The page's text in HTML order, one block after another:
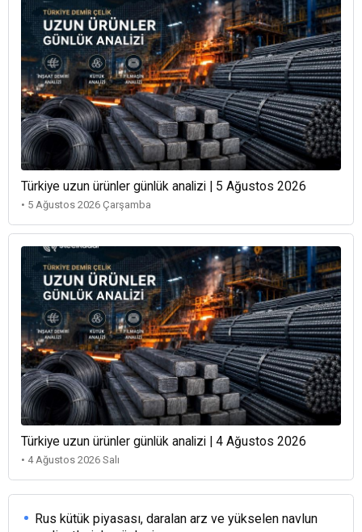
Türkiye uzun ürünler günlük analizi | 5 Ağustos 2026
• 5 Ağustos 2026 Çarşamba
Türkiye uzun ürünler günlük analizi | 4 Ağustos 2026
• 4 Ağustos 2026 Salı
Rus kütük piyasası, daralan arz ve yükselen navlun